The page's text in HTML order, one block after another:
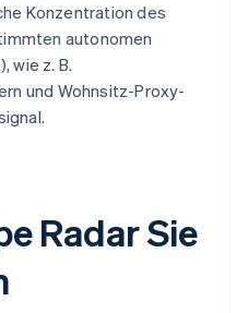
Konzentration des
autonomen
wie z. B.
und Wohnsitz-Proxy-
Radar Sie